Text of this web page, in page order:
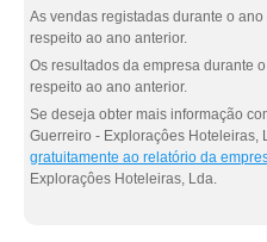
As vendas registadas durante o
respeito ao ano anterior.
Os resultados da empresa durante
respeito ao ano anterior.
Se deseja obter mais informação
Guerreiro - Exploraçôes Hoteleiras,
gratuitamente ao relatório da
Exploraçôes Hoteleiras, Lda.